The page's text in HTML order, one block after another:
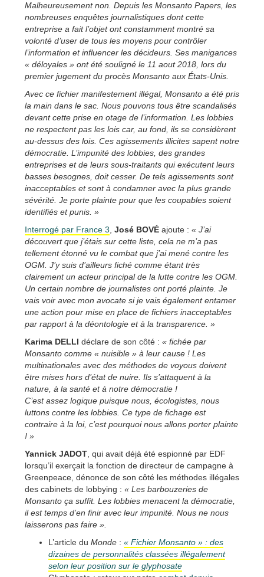
Malheureusement non. Depuis les Monsanto Papers, les
nombreuses enquêtes journalistiques dont cette
entreprise a fait l’objet ont constamment montré sa
volonté d’user de tous les moyens pour contrôler
l’information et influencer les décideurs. Ses manigances
« déloyales » ont été souligné le 11 aout 2018, lors du
premier jugement du procès Monsanto aux États-Unis.
Avec ce fichier manifestement illégal, Monsanto a été pris
la main dans le sac. Nous pouvons tous être scandalisés
devant cette prise en otage de l’information. Les lobbies
ne respectent pas les lois car, au fond, ils se considèrent
au-dessus des lois. Ces agissements illicites sapent notre
démocratie. L’impunité des lobbies, des grandes
entreprises et de leurs sous-traitants qui exécutent leurs
basses besognes, doit cesser. De tels agissements sont
inacceptables et sont à condamner avec la plus grande
sévérité. Je porte plainte pour que les coupables soient
identifiés et punis. »
Interrogé par France 3, José BOVÉ ajoute : « J’ai
découvert que j’étais sur cette liste, cela ne m’a pas
tellement étonné vu le combat que j’ai mené contre les
OGM. J’y suis d’ailleurs fiché comme étant très
clairement un acteur principal de la lutte contre les OGM.
Un certain nombre de journalistes ont porté plainte. Je
vais voir avec mon avocate si je vais également entamer
une action pour mise en place de fichiers inacceptables
par rapport à la déontologie et à la transparence. »
Karima DELLI déclare de son côté : « fichée par
Monsanto comme « nuisible » à leur cause ! Les
multinationales avec des méthodes de voyous doivent
être mises hors d’état de nuire. Ils s’attaquent à la
nature, à la santé et à notre démocratie !
C’est assez logique puisque nous, écologistes, nous
luttons contre les lobbies. Ce type de fichage est
contraire à la loi, c’est pourquoi nous allons porter plainte
! »
Yannick JADOT, qui avait déjà été espionné par EDF
lorsqu’il exerçait la fonction de directeur de campagne à
Greenpeace, dénonce de son côté les méthodes illégales
des cabinets de lobbying : « Les barbouzeries de
Monsanto ça suffit. Les lobbies menacent la démocratie,
il est temps d’en finir avec leur impunité. Nous ne nous
laisserons pas faire ».
L’article du Monde : « Fichier Monsanto » : des
dizaines de personnalités classées illégalement
selon leur position sur le glyphosate